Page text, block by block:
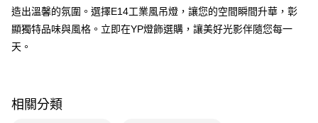
AFTEE先享後付是「在收到商品之後才付款」的支付方式。 讓您購物簡單
便利好安心！
１．簡單：不需註冊會員、不需綁卡、不需儲值。
２．便利：只要手機號碼，簡訊認證，即可結帳。
結帳頁面，進行簡訊認證並確認金額後，即可完成結帳。
造出溫馨的氛圍。選擇E14工業風吊燈，讓您的空間瞬間升華，彰
顯獨特品味與風格。立即在YP燈飾選購，讓美好光影伴隨您每一
天。
相關分類